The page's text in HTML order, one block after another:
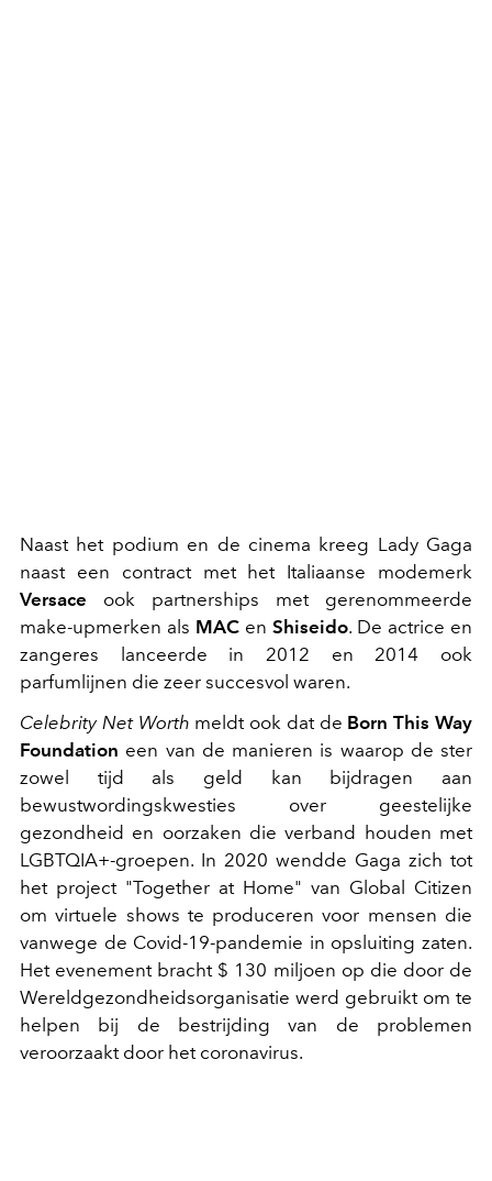
Naast het podium en de cinema kreeg Lady Gaga
naast een contract met het Italiaanse modemerk
Versace ook partnerships met gerenommeerde
make-upmerken als MAC en Shiseido. De actrice en
zangeres lanceerde in 2012 en 2014 ook
parfumlijnen die zeer succesvol waren.
Celebrity Net Worth meldt ook dat de Born This Way
Foundation een van de manieren is waarop de ster
zowel tijd als geld kan bijdragen aan
bewustwordingskwesties over geestelijke
gezondheid en oorzaken die verband houden met
LGBTQIA+-groepen. In 2020 wendde Gaga zich tot
het project "Together at Home" van Global Citizen
om virtuele shows te produceren voor mensen die
vanwege de Covid-19-pandemie in opsluiting zaten.
Het evenement bracht $ 130 miljoen op die door de
Wereldgezondheidsorganisatie werd gebruikt om te
helpen bij de bestrijding van de problemen
veroorzaakt door het coronavirus.